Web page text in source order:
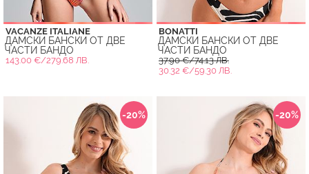
VACANZE ITALIANE
ДАМСКИ БАНСКИ ОТ ДВЕ
ЧАСТИ БАНДО
143.00 €/279.68 ЛВ.
BONATTI
ДАМСКИ БАНСКИ ОТ ДВЕ
ЧАСТИ БАНДО
37.90 €/74.13 ЛВ.
30.32 €/59.30 ЛВ.
-20% -20%